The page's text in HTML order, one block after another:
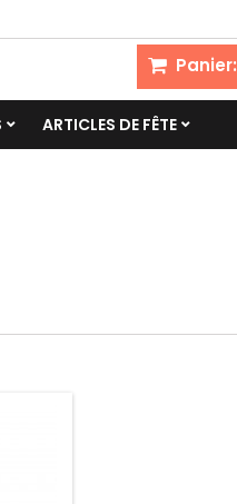
Panier:
ARTICLES DE FÊTE